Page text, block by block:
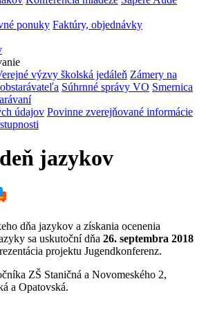
ponuky Faktúry, objednávky
výzvy školská jedáleň Zámery na
Súhrnné správy VO Smernica
údajov Povinne zverejňované informácie
jazykov
dňa jazykov a získania ocenenia
sa uskutoční dňa 26. septembra 2018
projektu Jugendkonferenz.
ZŠ Staničná a Novomeského 2,
a Opatovská.